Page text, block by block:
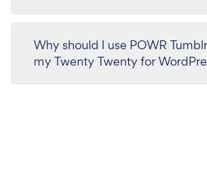
Why should I use POWR
my Twenty Twenty for